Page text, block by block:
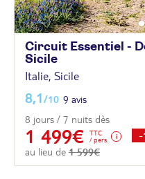
Circuit Essentiel -
Sicile
Italie, Sicile
8,1/10 9 avis
8 jours / 7 nuits dès
1 499€
TTC
/ pers.
au lieu de 1 599€
-